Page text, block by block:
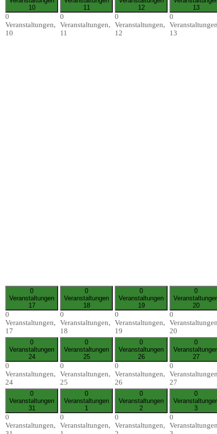
10
0
Veranstaltungen,
10
11
0
Veranstaltungen,
11
12
0
Veranstaltungen,
12
13
0
13
0
Veranstaltungen
17
0
Veranstaltungen,
17
0
Veranstaltungen
18
0
Veranstaltungen,
18
0
Veranstaltungen
19
0
Veranstaltungen,
19
0
20
0
20
0
Veranstaltungen
24
0
Veranstaltungen,
24
0
Veranstaltungen
25
0
Veranstaltungen,
25
0
Veranstaltungen
26
0
Veranstaltungen,
26
0
27
0
27
0
Veranstaltungen
31
0
Veranstaltungen,
0
Veranstaltungen
1
0
Veranstaltungen,
0
Veranstaltungen
2
0
Veranstaltungen,
0
3
0